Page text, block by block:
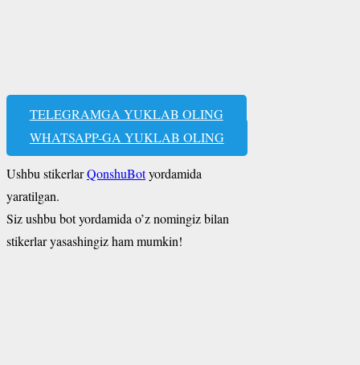
TELEGRAMGA YUKLAB OLING
WHATSAPP-GA YUKLAB OLING
Ushbu stikerlarQonshuBotyordamida
yaratilgan.
Siz ushbu bot yordamida o’z nomingiz bilan
stikerlar yasashingiz ham mumkin!